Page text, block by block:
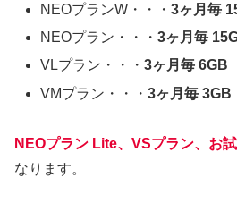
NEOプランW・・・3ヶ月毎
NEOプラン・・・3ヶ月毎
VLプラン・・・3ヶ月毎 6GB
VMプラン・・・3ヶ月毎 3GB
NEOプラン Lite、VSプラン、お
なります。